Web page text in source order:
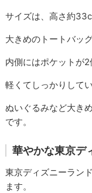
サイズは、高さ約
大きめのトートバッグ
内側にはポケットが2
軽くてしっかりして
ぬいぐるみなど大き
です。
華やかな東京デ
東京ディズニーラン
ます。